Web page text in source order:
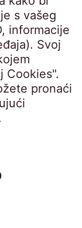
• Temeljni
•